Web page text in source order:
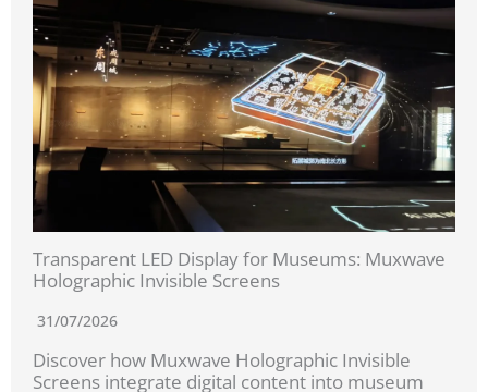
Transparent LED Display for Museums: Muxwave
Holographic Invisible Screens
31/07/2026
Discover how Muxwave Holographic Invisible
Screens integrate digital content into museum